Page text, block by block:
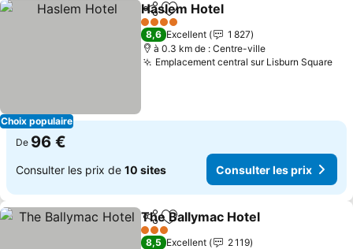
Choix populaire
PartagerAjouter à mes favoris
Haslem Hotel
4 Étoiles
8,6 Excellent
1 827
à 0.3 km de : Centre-ville
Emplacement central sur Lisburn Square
De 96 €
Consulter les prix de 10 sites Consulter les prix
PartagerAjouter à mes favoris
The Ballymac Hotel
3 Étoiles
8,5 Excellent
2 119